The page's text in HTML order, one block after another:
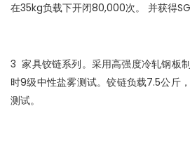
在35kg负载下开闭80,000次。 并获得
3 家具铰链系列。采用高强度冷轧钢板
时9级中性盐雾测试。铰链负载7.5公斤
测试。